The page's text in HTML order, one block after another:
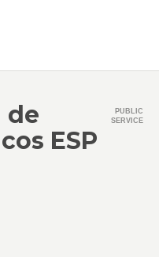
de
ESP
PUBLIC
SERVICE